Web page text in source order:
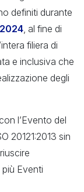
definiti durante
, al fine di
filiera di
e inclusiva che
degli
l’Evento del
20121:2013 sin
Eventi